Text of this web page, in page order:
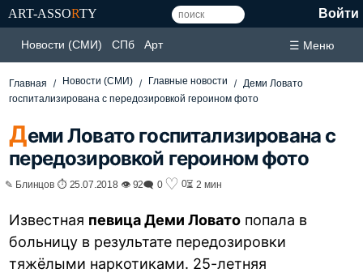
ART-ASSORTY Войти
Новости (СМИ) СПб Арт ☰ Меню
Главная Новости (СМИ) Главные новости
Деми Ловато
госпитализирована с передозировкой героином фото
Деми Ловато госпитализирована с
передозировкой героином фото
✎ Блинцов ⏱ 25.07.2018 👁 92🗨 0 ♡ 0⏳ 2 мин
Известная певица Деми Ловато попала в
больницу в результате передозировки
тяжёлыми наркотиками. 25-летняя